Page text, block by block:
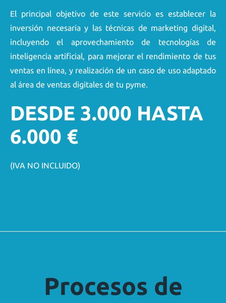
El principal objetivo de este servicio es establecer la
inversión necesaria y las técnicas de marketing digital,
incluyendo el aprovechamiento de tecnologías de
inteligencia artificial, para mejorar el rendimiento de tus
ventas en línea, y realización de un caso de uso adaptado
al área de ventas digitales de tu pyme.
DESDE 3.000 HASTA
6.000 €
(IVA NO INCLUIDO)
Procesos de